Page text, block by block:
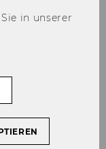
für
eine
in unserer